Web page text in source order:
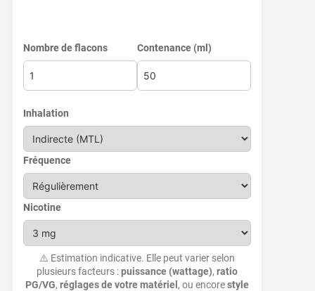
Nombre de flacons Contenance (ml)
Inhalation
Fréquence
Nicotine
⚠️ Estimation indicative. Elle peut varier selon
plusieurs facteurs :puissance (wattage),ratio
PG/VG,réglages de votre matériel , ou encorestyle